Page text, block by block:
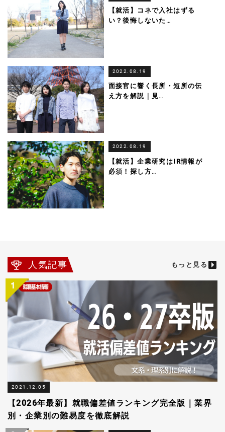
【就活】コネで入社はずる
い？後悔しないた …
2022.08.19
面接官に響く長所・短所の伝
え方を解説｜見…
2022.08.19
【就活】企業研究はIR情報が
必須！探し方…
人気記事 もっと見る
2021.12.05
【2026年最新】就職偏差値ランキング完全版｜業界
別・企業別の難易度を徹底解説